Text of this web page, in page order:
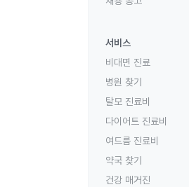
서비스
비대면 진료
병원 찾기
탈모 진료비
다이어트 진료비
여드름 진료비
약국 찾기
건강 매거진